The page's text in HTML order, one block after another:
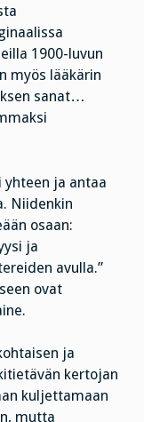
1900-luvun
myös lääkärin
sanat…
yhteen ja antaa
Niidenkin
osaan:
ja
avulla.”
ovat
ja
kertojan
kuljettamaan
mutta